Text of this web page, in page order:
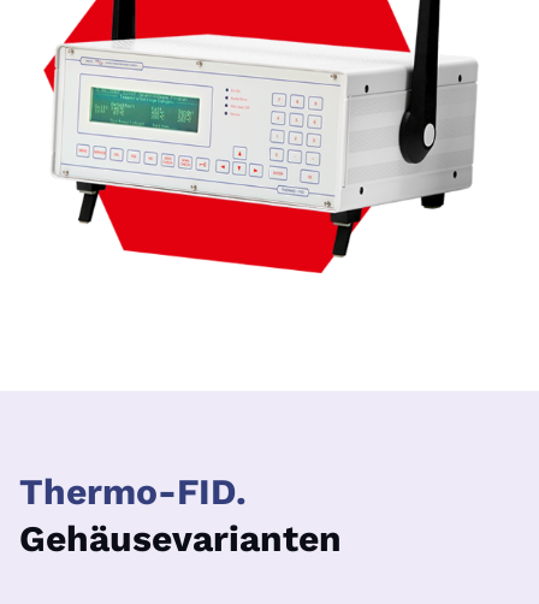
Thermo-FID.
Gehäusevarianten